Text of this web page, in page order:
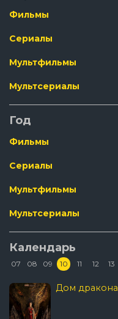
Фильмы
Сериалы
Мультфильмы
Мультсериалы
Год
Фильмы
Сериалы
Мультфильмы
Мультсериалы
Календарь
07 08 09 10 11 12 13
Дом дракона